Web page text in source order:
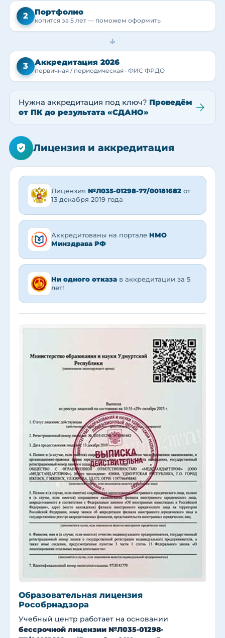
2 Портфолио
копится за 5 лет — поможем оформить
→
3 Аккредитация 2026
первичная / периодическая · ФИС ФРДО
Нужна аккредитация под ключ? Проведём
от ПК до результата «СДАНО»
Лицензия и аккредитация
Лицензия №Л035-01298-77/00181682 от
13 декабря 2019 года
Аккредитованы на портале НМО
Минздрава РФ
Ни одного отказа в аккредитации за 5
лет!
Образовательная лицензия
Рособрнадзора
Учебный центр работает на основании
бессрочной лицензии №Л035-01298-